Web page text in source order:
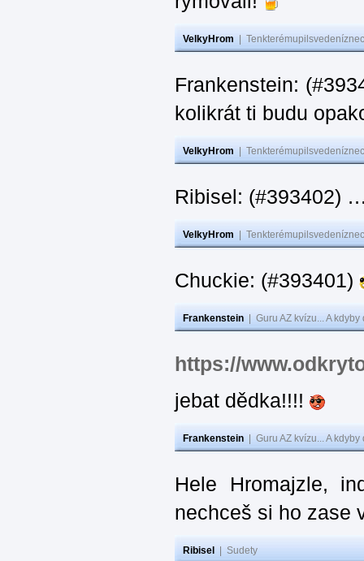
VelkyHrom
Frankenstein:
kolikrát ti budu
VelkyHrom
Ribisel: (#393402)
VelkyHrom
Chuckie: (#393401)
Frankenstein Guru AZ kvízu... A
https://
jebat dědka!!!!
Frankenstein Guru AZ kvízu... A
Hele Hromajzle,
nechceš si ho zase
Ribisel Sudety